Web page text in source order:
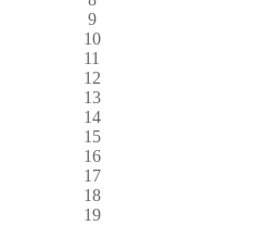
9
10
11
12
13
14
15
16
17
18
19